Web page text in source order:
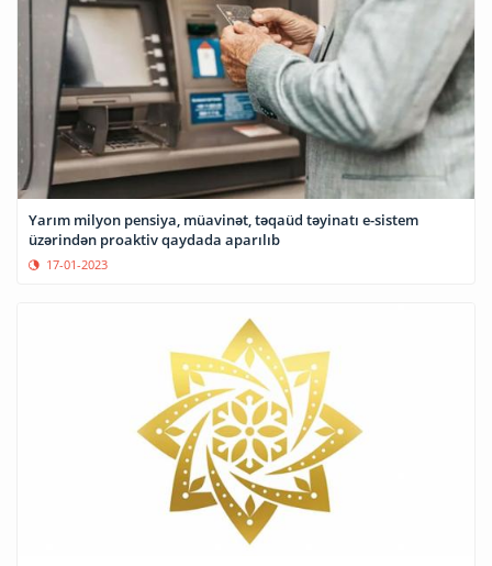
Yarım milyon pensiya, müavinət, təqaüd təyinatı e-sistem
üzərindən proaktiv qaydada aparılıb
17-01-2023